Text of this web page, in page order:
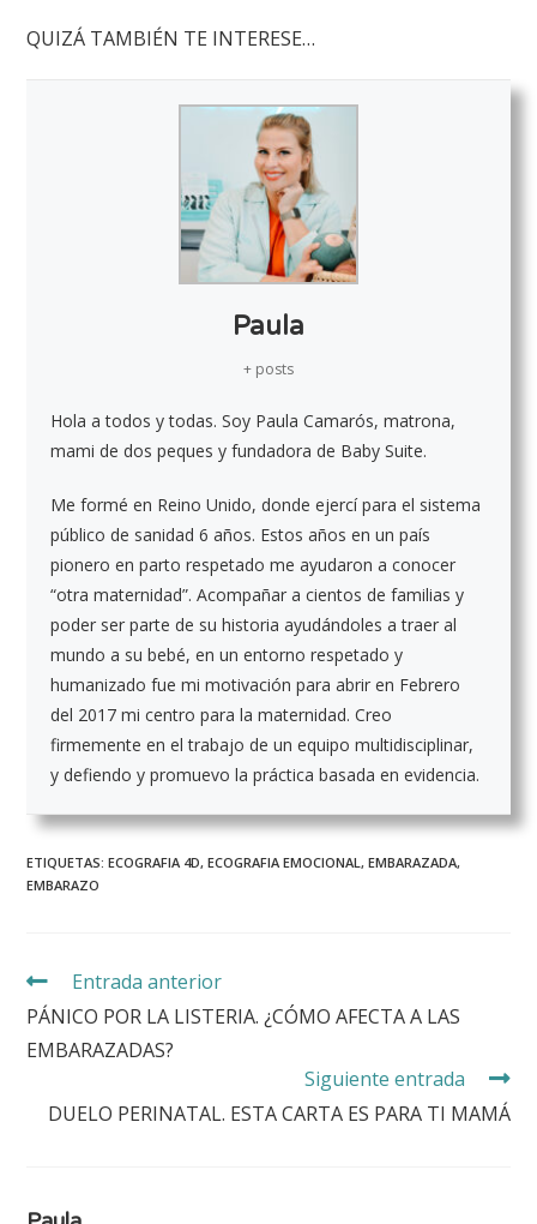
QUIZÁ TAMBIÉN TE INTERESE…
Paula
+ posts
Hola a todos y todas. Soy Paula Camarós, matrona,
mami de dos peques y fundadora de Baby Suite.
Me formé en Reino Unido, donde ejercí para el sistema
público de sanidad 6 años. Estos años en un país
pionero en parto respetado me ayudaron a conocer
“otra maternidad”. Acompañar a cientos de familias y
poder ser parte de su historia ayudándoles a traer al
mundo a su bebé, en un entorno respetado y
humanizado fue mi motivación para abrir en Febrero
del 2017 mi centro para la maternidad. Creo
firmemente en el trabajo de un equipo multidisciplinar,
y defiendo y promuevo la práctica basada en evidencia.
ETIQUETAS:ECOGRAFIA 4D, ECOGRAFIA EMOCIONAL, EMBARAZADA,
EMBARAZO
Entrada anterior
PÁNICO POR LA LISTERIA. ¿CÓMO AFECTA A LAS
EMBARAZADAS?
Siguiente entrada
DUELO PERINATAL. ESTA CARTA ES PARA TI MAMÁ